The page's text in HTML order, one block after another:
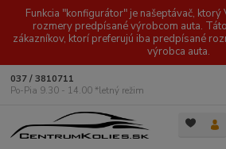
Funkcia "konfigurátor" je našeptávač,
rozmery predpísané výrobcom auta.
zákazníkov, ktorí preferujú iba predpísané
výrobca auta.
037 / 3810711
Po-Pia 9.30 - 14.00 *letný režim